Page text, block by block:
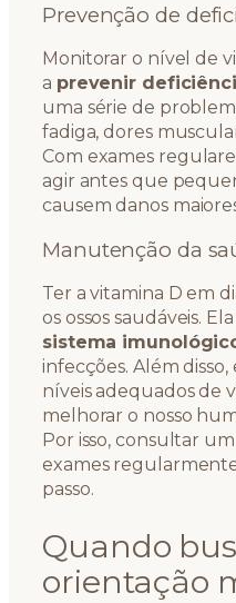
Prevenção de
Monitorar o nível de
a prevenir
uma série de
fadiga, dores
Com exames
agir antes que
causem danos
Manutenção da
Ter a vitamina D em
os ossos saudáveis.
sistema
infecções. Além
níveis adequados de
melhorar o nosso
Por isso, consultar
exames
passo.
Quando
orientação